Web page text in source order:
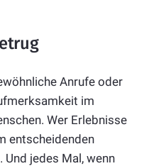
Anrufe oder
im
Wer Erlebnisse
entscheidenden
jedes Mal, wenn